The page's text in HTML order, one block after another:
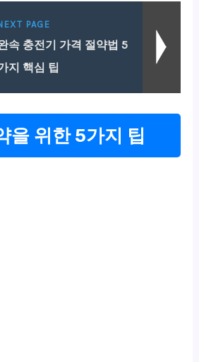
PAGE
속 충전기 가격 절약법 5
지 핵심 팁
을 위한 5가지 팁